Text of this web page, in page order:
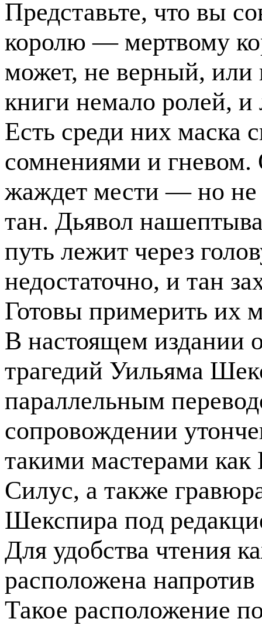
Представьте, что вы
королю — мертвому
может, не верный,
книги немало ролей,
Есть среди них маска
сомнениями и гневом.
жаждет мести — но не
тан. Дьявол
путь лежит через
недостаточно, и тан
Готовы примерить их
В настоящем издании
трагедий Уильяма
параллельным
сопровождении
такими мастерами
Силус, а также
Шекспира под
Для удобства чтения
расположена
Такое расположение